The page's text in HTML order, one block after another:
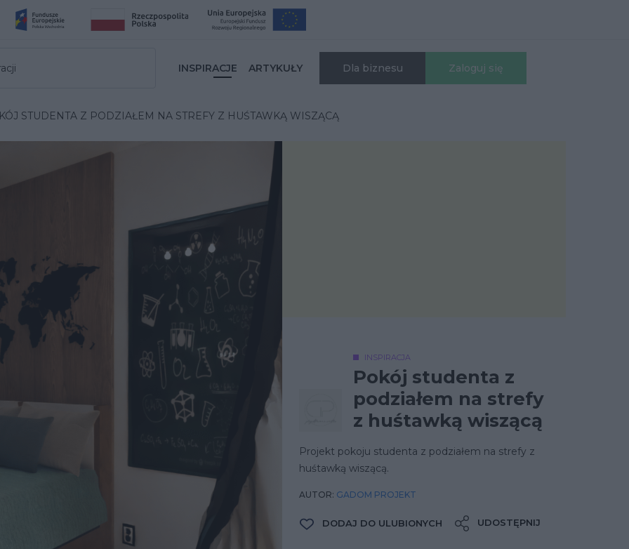
INSPIRACJE ARTYKUŁY Dla biznesu Zaloguj się
STUDENTA Z PODZIAŁEM NA STREFY Z HUŚTAWKĄ WISZĄCĄ
INSPIRACJA
Pokój studenta z
podziałem na strefy
z huśtawką wiszącą
Projekt pokoju studenta z podziałem na strefy z
huśtawką wiszącą.
AUTOR: GADOM PROJEKT
DODAJ DO ULUBIONYCH UDOSTĘPNIJ